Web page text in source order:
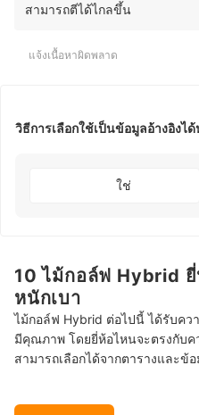
สามารถตีได้ไกลขึ้น
แจ้งเนื้อหาผิดพลาด
วิธีการเลือกใช้เป็นข้อมูลอ้างอิงได้
ใช่
10 ไม้กอล์ฟ Hybrid
หนักเบา
ไม้กอล์ฟ Hybrid ต่อไปนี้ ได้รับค
มีคุณภาพ โดยยี่ห้อไหนจะตรงกับ
สามารถเลือกได้จากตารางและข้